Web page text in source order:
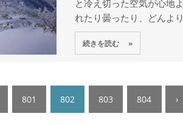
と冷え切った空気が心地
れたり曇ったり、どんよ
続きを読む »
801 802 803 804 ›